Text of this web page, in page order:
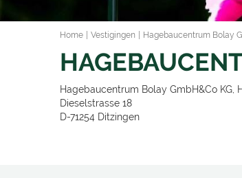
Home Vestigingen Hagebaucentrum Bolay
Hagebaucentrum Bolay GmbH&Co KG,
Dieselstrasse 18
D-71254 Ditzingen